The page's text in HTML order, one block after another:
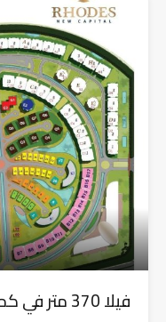
فيلا 370 متر في كمبوند رودس